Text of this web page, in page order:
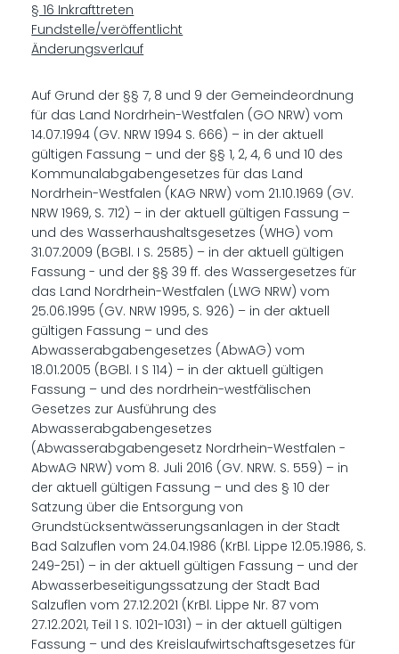
§ 16 Inkrafttreten
Fundstelle/veröffentlicht
Änderungsverlauf
Auf Grund der §§ 7, 8 und 9 der Gemeindeordnung
für das Land Nordrhein-Westfalen (GO NRW) vom
14.07.1994 (GV. NRW 1994 S. 666) – in der aktuell
gültigen Fassung – und der §§ 1, 2, 4, 6 und 10 des
Kommunalabgabengesetzes für das Land
Nordrhein-Westfalen (KAG NRW) vom 21.10.1969 (GV.
NRW 1969, S. 712) – in der aktuell gültigen Fassung –
und des Wasserhaushaltsgesetzes (WHG) vom
31.07.2009 (BGBl. I S. 2585) – in der aktuell gültigen
Fassung - und der §§ 39 ff. des Wassergesetzes für
das Land Nordrhein-Westfalen (LWG NRW) vom
25.06.1995 (GV. NRW 1995, S. 926) – in der aktuell
gültigen Fassung – und des
Abwasserabgabengesetzes (AbwAG) vom
18.01.2005 (BGBl. I S 114) – in der aktuell gültigen
Fassung – und des nordrhein-westfälischen
Gesetzes zur Ausführung des
Abwasserabgabengesetzes
(Abwasserabgabengesetz Nordrhein-Westfalen -
AbwAG NRW) vom 8. Juli 2016 (GV. NRW. S. 559) – in
der aktuell gültigen Fassung – und des § 10 der
Satzung über die Entsorgung von
Grundstücksentwässerungsanlagen in der Stadt
Bad Salzuflen vom 24.04.1986 (KrBl. Lippe 12.05.1986, S.
249-251) – in der aktuell gültigen Fassung – und der
Abwasserbeseitigungssatzung der Stadt Bad
Salzuflen vom 27.12.2021 (KrBl. Lippe Nr. 87 vom
27.12.2021, Teil 1 S. 1021-1031) – in der aktuell gültigen
Fassung – und des Kreislaufwirtschaftsgesetzes für